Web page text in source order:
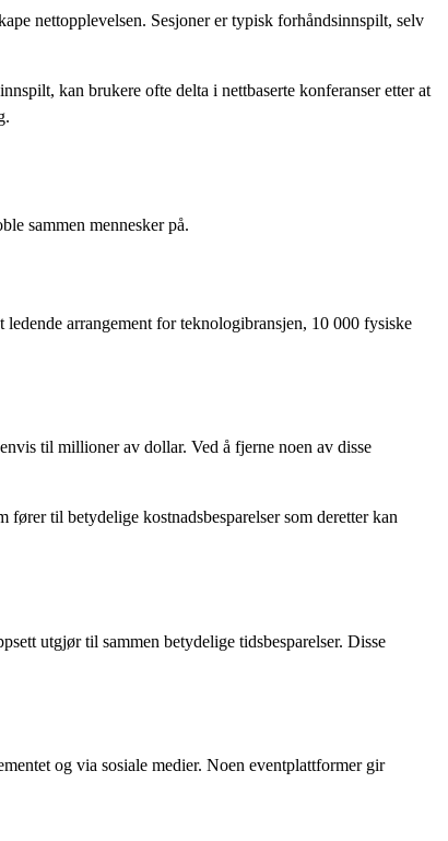
nettopplevelsen. Sesjoner er typisk forhåndsinnspilt, selv
kan brukere ofte delta i nettbaserte konferanser etter at
sammen mennesker på.
ledende arrangement for teknologibransjen, 10 000 fysiske
til millioner av dollar. Ved å fjerne noen av disse
til betydelige kostnadsbesparelser som deretter kan
utgjør til sammen betydelige tidsbesparelser. Disse
og via sosiale medier. Noen eventplattformer gir